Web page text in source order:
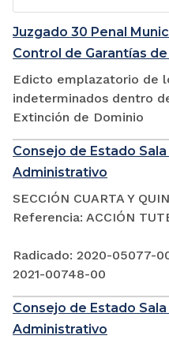
Juzgado 30 Penal
Control de Garantías
Edicto emplazatorio de
indeterminados dentro
Extinción de Dominio
Consejo de Estado
Administrativo
SECCIÓN CUARTA Y
Referencia: ACCIÓN
Radicado: 2020-05077-
2021-00748-00
Consejo de Estado
Administrativo